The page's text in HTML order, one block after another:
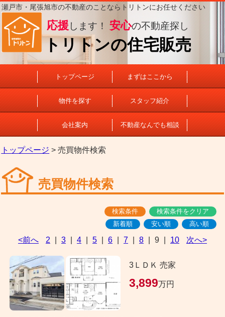
瀬戸市・尾張旭市の不動産のことならトリトンにお任せください
応援 します！安心の不動産探し
トリトンの住宅販売
トップページ まずはここから
物件を探す スタッフ紹介
会社案内 不動産なんでも相談
トップページ > 売買物件検索
売買物件検索
検索条件
検索条件をクリア
新着順
安い順 高い順
<前へ 2 3 4 5 6 7 8 9 10 次へ>
3ＬＤＫ 売家
3,899万円